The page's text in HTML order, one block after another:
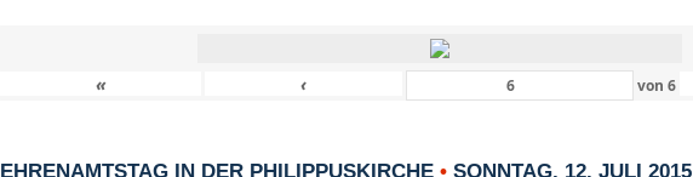
« ‹ von 6
EHRENAMTSTAG IN DER PHILIPPUSKIRCHE • SONNTAG, 12. JULI 2015